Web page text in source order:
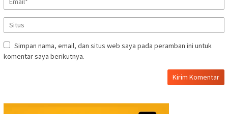
Simpan nama, email, dan situs web saya pada peramban ini untuk
komentar saya berikutnya.